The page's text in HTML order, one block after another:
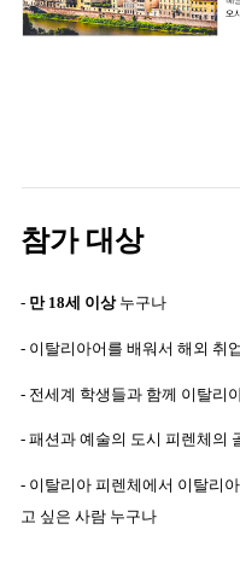
참가 대상
- 만 18세 이상 누구나
- 이탈리아어를 배워서 해외 취
- 전세계 학생들과 함께 이탈리
- 패션과 예술의 도시 피렌체의
- 이탈리아 피렌체에서 이탈리
고 싶은 사람 누구나